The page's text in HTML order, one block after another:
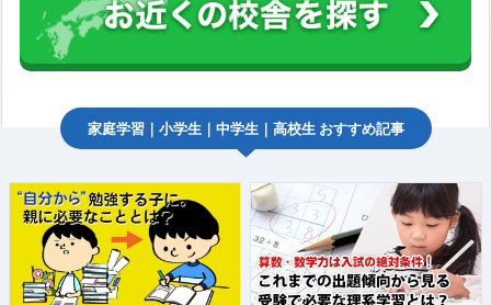
家庭学習｜ 小学生｜ 中学生｜ 高校生おすすめ記事